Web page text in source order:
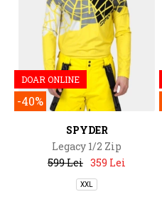
DOAR ONLINE
-40%
SPYDER
Legacy 1/2 Zip
599 Lei 359 Lei
XXL